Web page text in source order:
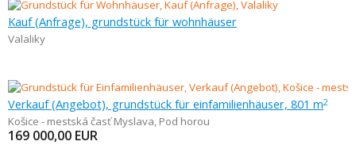
Kauf (Anfrage), grundstück für wohnhäuser
Valaliky
Verkauf (Angebot), grundstück für einfamilienhäuser, 801 m2
Košice - mestská časť Myslava, Pod horou
169 000,00 EUR